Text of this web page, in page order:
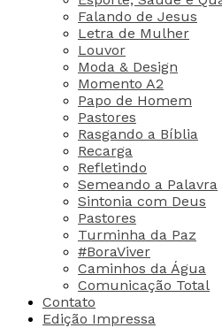
Falando de Jesus
Letra de Mulher
Louvor
Moda & Design
Momento A2
Papo de Homem
Pastores
Rasgando a Bíblia
Recarga
Refletindo
Semeando a Palavra
Sintonia com Deus
Pastores
Turminha da Paz
#BoraViver
Caminhos da Água
Comunicação Total
Contato
Edição Impressa